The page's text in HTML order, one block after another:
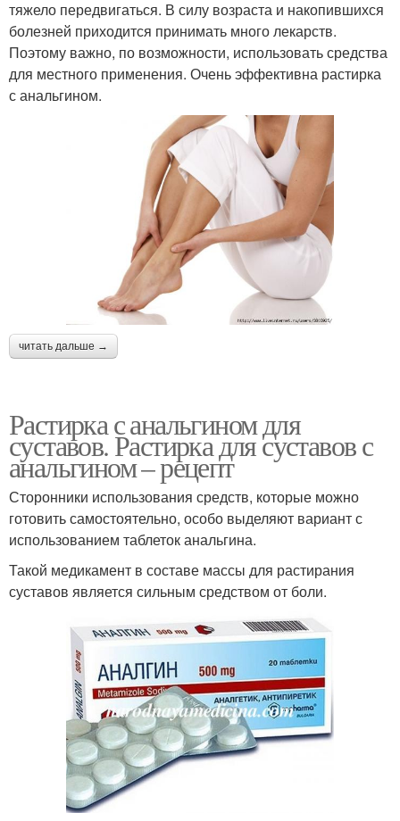
тяжело передвигаться. В силу возраста и накопившихся
болезней приходится принимать много лекарств.
Поэтому важно, по возможности, использовать средства
для местного применения. Очень эффективна растирка
с анальгином.
читать дальше →
Растирка с анальгином для
суставов. Растирка для суставов с
анальгином – рецепт
Сторонники использования средств, которые можно
готовить самостоятельно, особо выделяют вариант с
использованием таблеток анальгина.
Такой медикамент в составе массы для растирания
суставов является сильным средством от боли.